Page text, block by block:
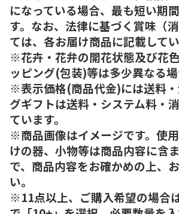
になっている場合、最も短い期
す。なお、法律に基づく賞味（
ては、各お届け商品に記載してい
※花卉・花弁の開花状態及び花
ッピング(包装)等は多少異なる場
※表示価格(商品代金)には送料
グギフトは送料・システム料・
ています。
※商品画像はイメージです。使
けの器、小物等は商品内容に含
で、商品内容をお確かめの上、
い。
※11点以上、ご購入希望の場合